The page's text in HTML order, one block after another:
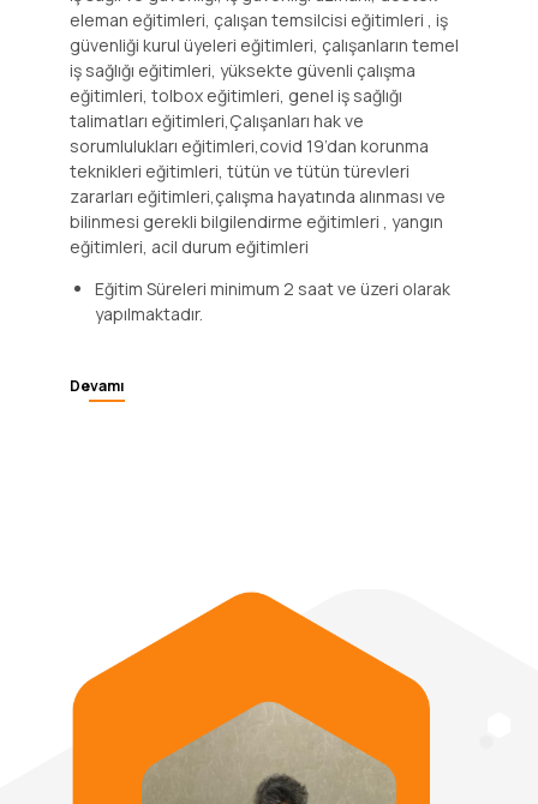
iş sağlı ve güvenliği, iş güvenliği uzmanı, destek
eleman eğitimleri, çalışan temsilcisi eğitimleri , iş
güvenliği kurul üyeleri eğitimleri, çalışanların temel
iş sağlığı eğitimleri, yüksekte güvenli çalışma
eğitimleri, tolbox eğitimleri, genel iş sağlığı
talimatları eğitimleri,Çalışanları hak ve
sorumlulukları eğitimleri,covid 19’dan korunma
teknikleri eğitimleri, tütün ve tütün türevleri
zararları eğitimleri,çalışma hayatında alınması ve
bilinmesi gerekli bilgilendirme eğitimleri , yangın
eğitimleri, acil durum eğitimleri
Eğitim Süreleri minimum 2 saat ve üzeri olarak